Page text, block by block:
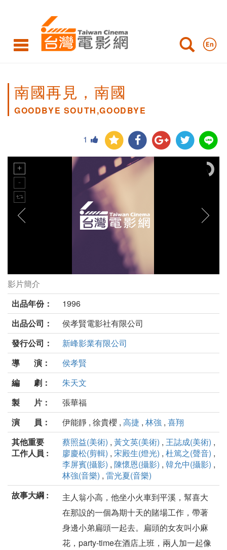
南國再見，南國
GOODBYE SOUTH,GOODBYE
1
南國再見，南國劇照
影片簡介
出品年份：
1996
出品公司：
侯孝賢電影社有限公司
發行公司：
新峰影業有限公司
導 演：
侯孝賢
編 劇：
朱天文
製 片：
張華福
演 員：
伊能靜 , 徐貴櫻 , 高捷 , 林強 , 喜翔
其他重要
工作人員 :
蔡照益(美術) , 黃文英(美術) , 王誌成(美術) ,
廖慶松(剪輯) , 宋殿生(燈光) , 杜篤之(聲音) ,
李屏賓(攝影) , 陳懷恩(攝影) , 韓允中(攝影) ,
林強(音樂) , 雷光夏(音樂)
故事大綱 :
主人翁小高，他坐小火車到平溪，幫喜大
在那設的一個為期十天的賭場工作，帶著
身邊小弟扁頭一起去。扁頭的女友叫小麻
花，party-time在酒店上班，兩人加一起像